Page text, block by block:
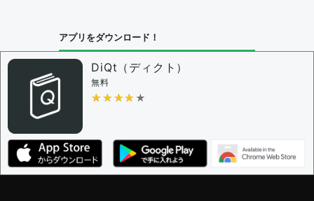
アプリをダウンロード！
DiQt（ディクト）
無料
★★★★★
★★★★★